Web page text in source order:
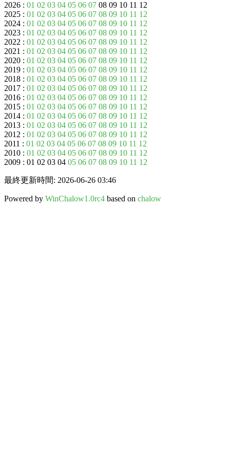
2026 : 01 02 03 04 05 06 07 08 09 10 11 12
2025 : 01 02 03 04 05 06 07 08 09 10 11 12
2024 : 01 02 03 04 05 06 07 08 09 10 11 12
2023 : 01 02 03 04 05 06 07 08 09 10 11 12
2022 : 01 02 03 04 05 06 07 08 09 10 11 12
2021 : 01 02 03 04 05 06 07 08 09 10 11 12
2020 : 01 02 03 04 05 06 07 08 09 10 11 12
2019 : 01 02 03 04 05 06 07 08 09 10 11 12
2018 : 01 02 03 04 05 06 07 08 09 10 11 12
2017 : 01 02 03 04 05 06 07 08 09 10 11 12
2016 : 01 02 03 04 05 06 07 08 09 10 11 12
2015 : 01 02 03 04 05 06 07 08 09 10 11 12
2014 : 01 02 03 04 05 06 07 08 09 10 11 12
2013 : 01 02 03 04 05 06 07 08 09 10 11 12
2012 : 01 02 03 04 05 06 07 08 09 10 11 12
2011 : 01 02 03 04 05 06 07 08 09 10 11 12
2010 : 01 02 03 04 05 06 07 08 09 10 11 12
2009 : 01 02 03 04 05 06 07 08 09 10 11 12
最終更新時間: 2026-06-26 03:46
Powered by WinChalow1.0rc4 based on chalow